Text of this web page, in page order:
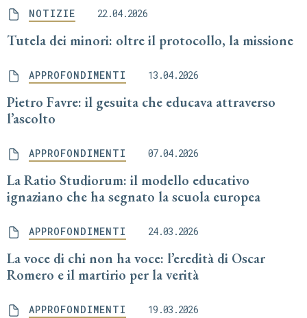
NOTIZIE 22.04.2026
Tutela dei minori: oltre il protocollo, la missione
APPROFONDIMENTI 13.04.2026
Pietro Favre: il gesuita che educava attraverso
l’ascolto
APPROFONDIMENTI 07.04.2026
La Ratio Studiorum: il modello educativo
ignaziano che ha segnato la scuola europea
APPROFONDIMENTI 24.03.2026
La voce di chi non ha voce: l’eredità di Oscar
Romero e il martirio per la verità
APPROFONDIMENTI 19.03.2026